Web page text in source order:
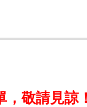
，敬請見